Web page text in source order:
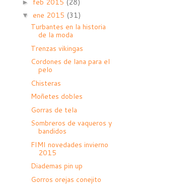
►
▼ ene 2015 (31)
Turbantes en la historia
de la moda
Trenzas vikingas
Cordones de lana para el
pelo
Chisteras
Moñetes dobles
Gorras de tela
Sombreros de vaqueros y
bandidos
FIMI novedades invierno
2015
Diademas pin up
Gorros orejas conejito